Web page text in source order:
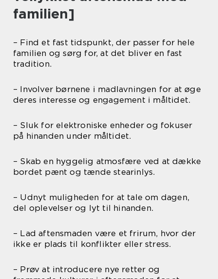
familien]
– Find et fast tidspunkt, der passer for hele
familien og sørg for, at det bliver en fast
tradition.
– Involver børnene i madlavningen for at øge
deres interesse og engagement i måltidet.
– Sluk for elektroniske enheder og fokuser
på hinanden under måltidet.
– Skab en hyggelig atmosfære ved at dække
bordet pænt og tænde stearinlys.
– Udnyt muligheden for at tale om dagen,
del oplevelser og lyt til hinanden.
– Lad aftensmaden være et frirum, hvor der
ikke er plads til konflikter eller stress.
– Prøv at introducere nye retter og